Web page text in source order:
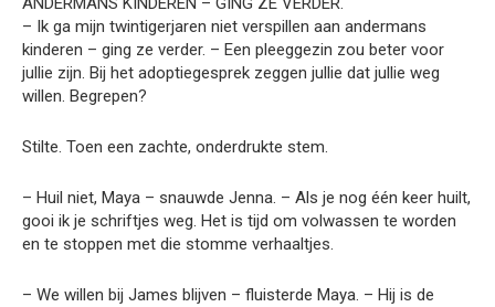
– Ik ga mijn twintigerjaren niet verspillen aan andermans
kinderen – ging ze verder. – Een pleeggezin zou beter voor
jullie zijn. Bij het adoptiegesprek zeggen jullie dat jullie weg
willen. Begrepen?
Stilte. Toen een zachte, onderdrukte stem.
– Huil niet, Maya – snauwde Jenna. – Als je nog één keer huilt,
gooi ik je schriftjes weg. Het is tijd om volwassen te worden
en te stoppen met die stomme verhaaltjes.
– We willen bij James blijven – fluisterde Maya. – Hij is de